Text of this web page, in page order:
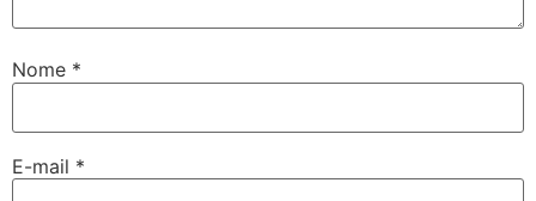
Nome *
E-mail *